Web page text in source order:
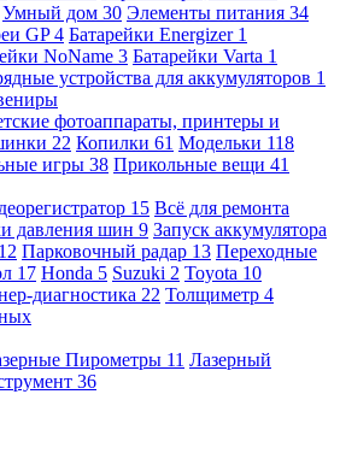
Умный дом 30 Элементы питания 34
GP4 Батарейки Energizer 1
NoName 3 Батарейки Varta 1
устройства для аккумуляторов 1
фотоаппараты, принтеры и
22 Копилки 61 Модельки 118
игры 38 Прикольные вещи 41
15 Всё для ремонта
давления шин 9 Запуск аккумулятора
12 Парковочный радар 13 Переходные
17 Honda 5 Suzuki 2 Toyota 10
диагностика 22 Толщиметр 4
Пирометры 11 Лазерный
36